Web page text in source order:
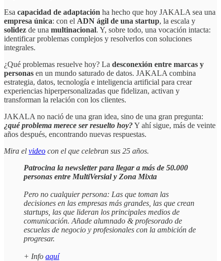
Esa capacidad de adaptación ha hecho que hoy JAKALA sea una
empresa única: con el ADN ágil de una startup, la escala y
solidez de una multinacional. Y, sobre todo, una vocación intacta:
identificar problemas complejos y resolverlos con soluciones
integrales.
¿Qué problemas resuelve hoy? La desconexión entre marcas y
personas en un mundo saturado de datos. JAKALA combina
estrategia, datos, tecnología e inteligencia artificial para crear
experiencias hiperpersonalizadas que fidelizan, activan y
transforman la relación con los clientes.
JAKALA no nació de una gran idea, sino de una gran pregunta:
¿qué problema merece ser resuelto hoy?Y ahí sigue, más de veinte
años después, encontrando nuevas respuestas.
Mira el video con el que celebran sus 25 años.
Patrocina la newsletter para llegar a más de 50.000
personas entre MultiVersial y Zona Mixta
Pero no cualquier persona: Las que toman las
decisiones en las empresas más grandes, las que crean
startups, las que lideran los principales medios de
comunicación. Añade alumnado & profesorado de
escuelas de negocio y profesionales con la ambición de
progresar.
+ Info aquí